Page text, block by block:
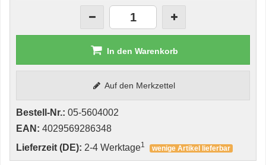
In den Warenkorb
Auf den Merkzettel
Bestell-Nr.: 05-5604002
EAN: 4029569286348
Lieferzeit (DE): 2-4 Werktage1 wenige Artikel lieferbar